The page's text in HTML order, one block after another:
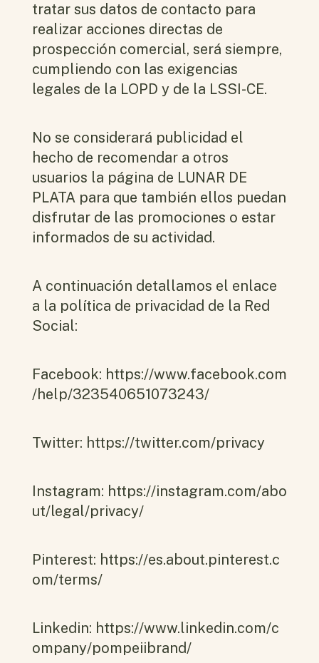
tratar sus datos de contacto para
realizar acciones directas de
prospección comercial, será siempre,
cumpliendo con las exigencias
legales de la LOPD y de la LSSI-CE.
No se considerará publicidad el
hecho de recomendar a otros
usuarios la página de LUNAR DE
PLATA para que también ellos puedan
disfrutar de las promociones o estar
informados de su actividad.
A continuación detallamos el enlace
a la política de privacidad de la Red
Social:
Facebook: https://www.facebook.com
/help/323540651073243/
Twitter: https://twitter.com/privacy
Instagram: https://instagram.com/abo
ut/legal/privacy/
Pinterest: https://es.about.pinterest.c
om/terms/
Linkedin: https://www.linkedin.com/c
ompany/pompeiibrand/